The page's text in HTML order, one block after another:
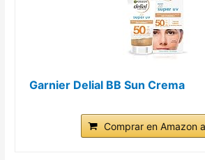
Garnier Delial BB Sun Crema
Comprar en Amazon